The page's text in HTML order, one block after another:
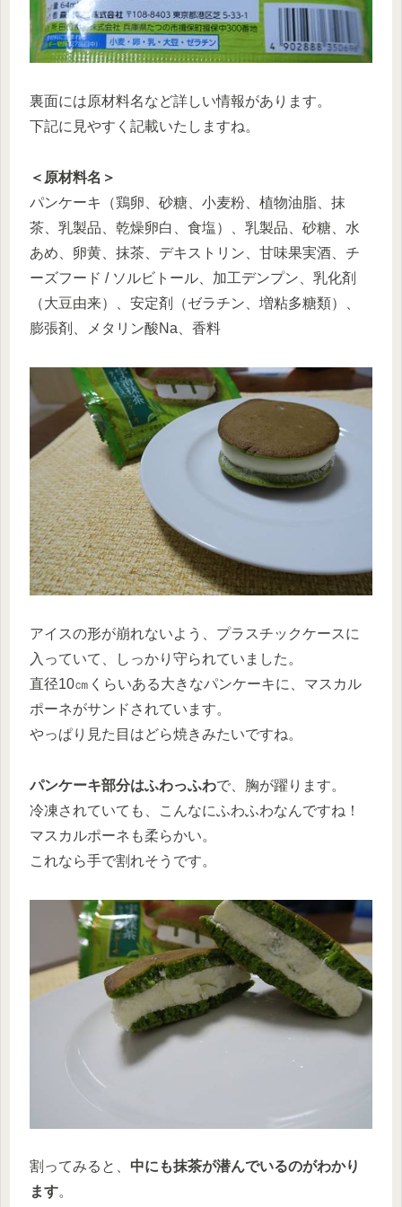
裏面には原材料名など詳しい情報があります。
下記に見やすく記載いたしますね。
＜原材料名＞
パンケーキ（鶏卵、砂糖、小麦粉、植物油脂、抹
茶、乳製品、乾燥卵白、食塩）、乳製品、砂糖、水
あめ、卵黄、抹茶、デキストリン、甘味果実酒、チ
ーズフード / ソルビトール、加工デンプン、乳化剤
（大豆由来）、安定剤（ゼラチン、増粘多糖類）、
膨張剤、メタリン酸Na、香料
アイスの形が崩れないよう、プラスチックケースに
入っていて、しっかり守られていました。
直径10㎝くらいある大きなパンケーキに、マスカル
ポーネがサンドされています。
やっぱり見た目はどら焼きみたいですね。
パンケーキ部分はふわっふわで、胸が躍ります。
冷凍されていても、こんなにふわふわなんですね！
マスカルポーネも柔らかい。
これなら手で割れそうです。
割ってみると、 中にも抹茶が潜んでいるのがわかり
ます。